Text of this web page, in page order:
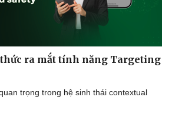
Công nghệ
Trải nghiệm
ra mắt tính năng Targeting
trọng trong hệ sinh thái contextual